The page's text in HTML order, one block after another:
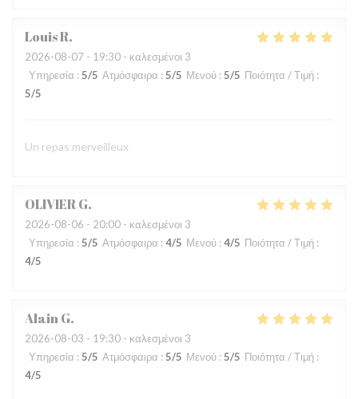
LouisR
2026-08-07 - 19:30 - καλεσμένοι 3
Υπηρεσία : 5/5 Ατμόσφαιρα : 5/5 Μενού : 5/5 Ποιότητα / Τιμή :
5/5
Un repas merveilleux
OLIVIERG
2026-08-06 - 20:00 - καλεσμένοι 3
Υπηρεσία : 5/5 Ατμόσφαιρα : 4/5 Μενού : 4/5 Ποιότητα / Τιμή :
4/5
AlainG
2026-08-03 - 19:30 - καλεσμένοι 3
Υπηρεσία : 5/5 Ατμόσφαιρα : 5/5 Μενού : 5/5 Ποιότητα / Τιμή :
4/5